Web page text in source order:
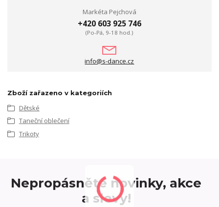
Markéta Pejchová
+420 603 925 746
(Po-Pá, 9-18 hod.)
info@s-dance.cz
Zboží zařazeno v kategoriích
Dětské
Taneční oblečení
Trikoty
Nepropásněte novinky, akce
a slevy!